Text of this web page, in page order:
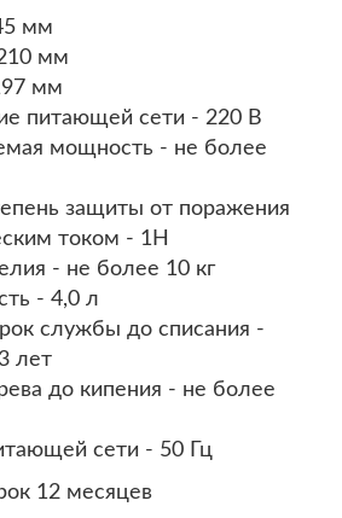
мм
мм
мм
питающей сети - 220 В
мощность - не более
защиты от поражения
током - 1Н
- не более 10 кг
- 4,0 л
службы до списания -
лет
до кипения - не более
сети - 50 Гц
12 месяцев